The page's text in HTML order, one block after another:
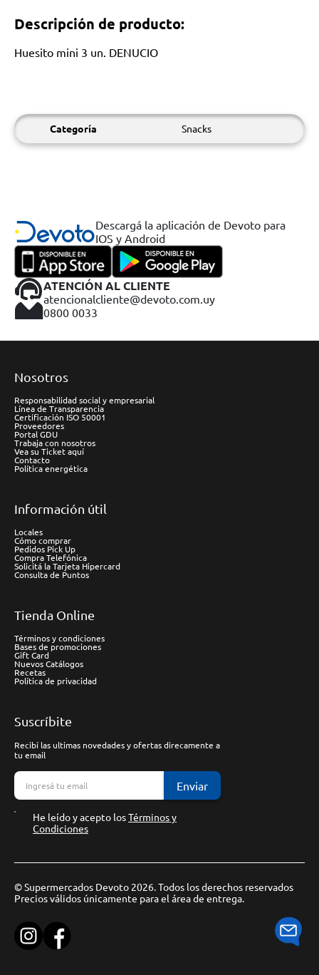
Descripción de producto:
Huesito mini 3 un. DENUCIO
Categoría Snacks
Descargá la aplicación de Devoto para
IOS y Android
ATENCIÓN AL CLIENTE
atencionalcliente@devoto.com.uy
0800 0033
Nosotros
Responsabilidad social y empresarial
Línea de Transparencia
Certificación ISO 50001
Proveedores
Portal GDU
Trabaja con nosotros
Vea su Ticket aquí
Contacto
Política energética
Información útil
Locales
Cómo comprar
Pedidos Pick Up
Compra Telefónica
Solicitá la Tarjeta Hipercard
Consulta de Puntos
Tienda Online
Términos y condiciones
Bases de promociones
Gift Card
Nuevos Catálogos
Recetas
Política de privacidad
Suscríbite
Recibí las ultimas novedades y ofertas direcamente a
tu email
Enviar
He leído y acepto losTérminos y
Condiciones
© Supermercados Devoto 2026. Todos los derechos reservados
Precios válidos únicamente para el área de entrega.